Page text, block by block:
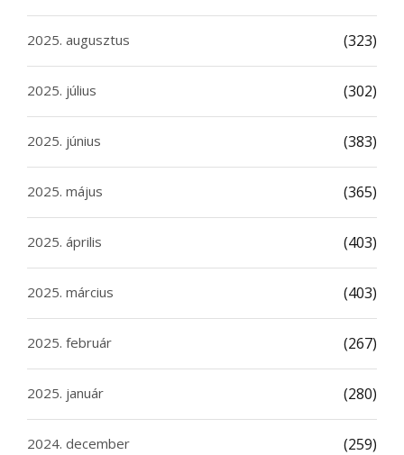
2025. augusztus (323)
2025. július (302)
2025. június (383)
2025. május (365)
2025. április (403)
2025. március (403)
2025. február (267)
2025. január (280)
2024. december (259)